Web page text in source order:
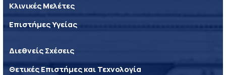
Κλινικές Μελέτες
Επιστήμες Υγείας
Διεθνείς Σχέσεις
Θετικές Επιστήμες και Τεχνολογία